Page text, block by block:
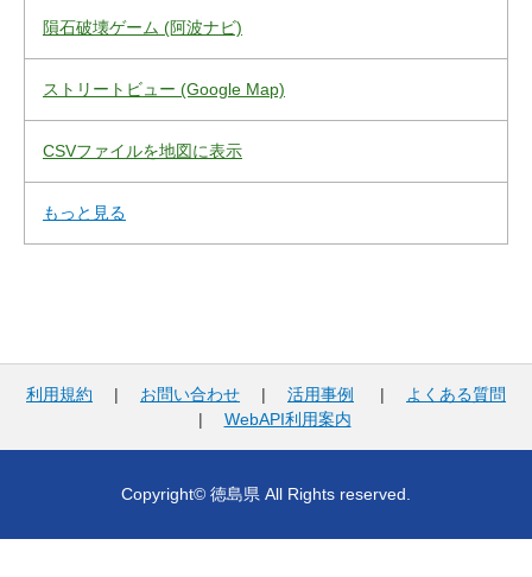
隕石破壊ゲーム (阿波ナビ)
ストリートビュー (Google Map)
CSVファイルを地図に表示
もっと見る
利用規約 | お問い合わせ | 活用事例 |
よくある質問
| WebAPI利用案内
Copyright© 徳島県 All Rights reserved.